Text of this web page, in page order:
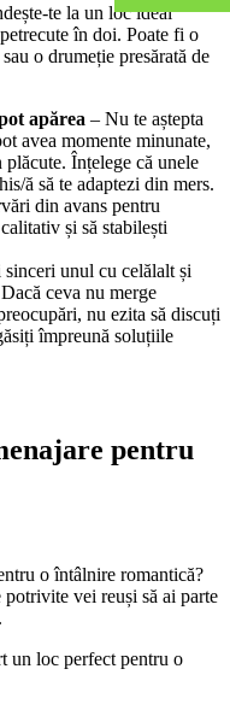
te la un loc ideal
în doi. Poate fi o
o drumeție presărată de
apărea – Nu te aștepta
avea momente minunate,
Înțelege că unele
ă să te adaptezi din mers.
din avans pentru
și să stabilești
sinceri unul cu celălalt și
ceva nu merge
nu ezita să discuți
împreună soluțiile
pentru
o întâlnire romantică?
potrivite vei reuși să ai parte
un loc perfect pentru o